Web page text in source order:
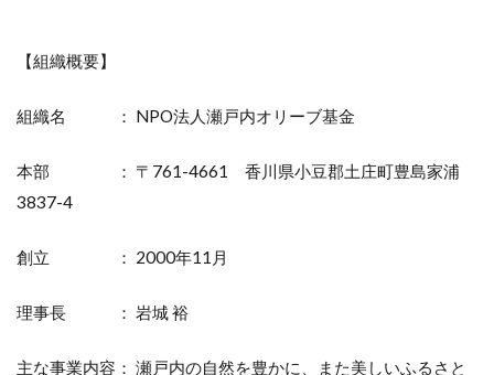
【組織概要】
組織名 ： NPO法人瀬戸内オリーブ基金
本部 ： 〒761-4661 香川県小豆郡土庄町豊島家浦
3837-4
創立 ： 2000年11月
理事長 ： 岩城 裕
主な事業内容： 瀬戸内の自然を豊かに、また美しいふるさと